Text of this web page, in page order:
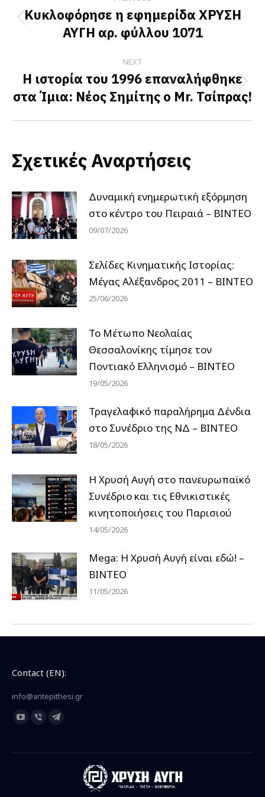
navigation Previous
post:
Κυκλοφόρησε η εφημερίδα ΧΡΥΣΗ
ΑΥΓΗ αρ. φύλλου 1071
NEXT
Next
post:
Η ιστορία του 1996 επαναλήφθηκε
στα Ίμια: Νέος Σημίτης ο Mr. Τσίπρας!
Σχετικές Αναρτήσεις
Δυναμική ενημερωτική εξόρμηση
στο κέντρο του Πειραιά – ΒΙΝΤΕΟ
09/07/2026
Σελίδες Κινηματικής Ιστορίας:
Μέγας Αλέξανδρος 2011 – ΒΙΝΤΕΟ
25/06/2026
Το Μέτωπο Νεολαίας
Θεσσαλονίκης τίμησε τον
Ποντιακό Ελληνισμό – ΒΙΝΤΕΟ
19/05/2026
Τραγελαφικό παραλήρημα Δένδια
στο Συνέδριο της ΝΔ – ΒΙΝΤΕΟ
18/05/2026
Η Χρυσή Αυγή στο πανευρωπαϊκό
Συνέδριο και τις Εθνικιστικές
κινητοποιήσεις του Παρισιού
14/05/2026
Mega: Η Χρυσή Αυγή είναι εδώ! –
ΒΙΝΤΕΟ
11/05/2026
Contact (EN):
info@antepithesi.gr
Find us on:
YouTube
opens
Viber
opens
Telegram
opens